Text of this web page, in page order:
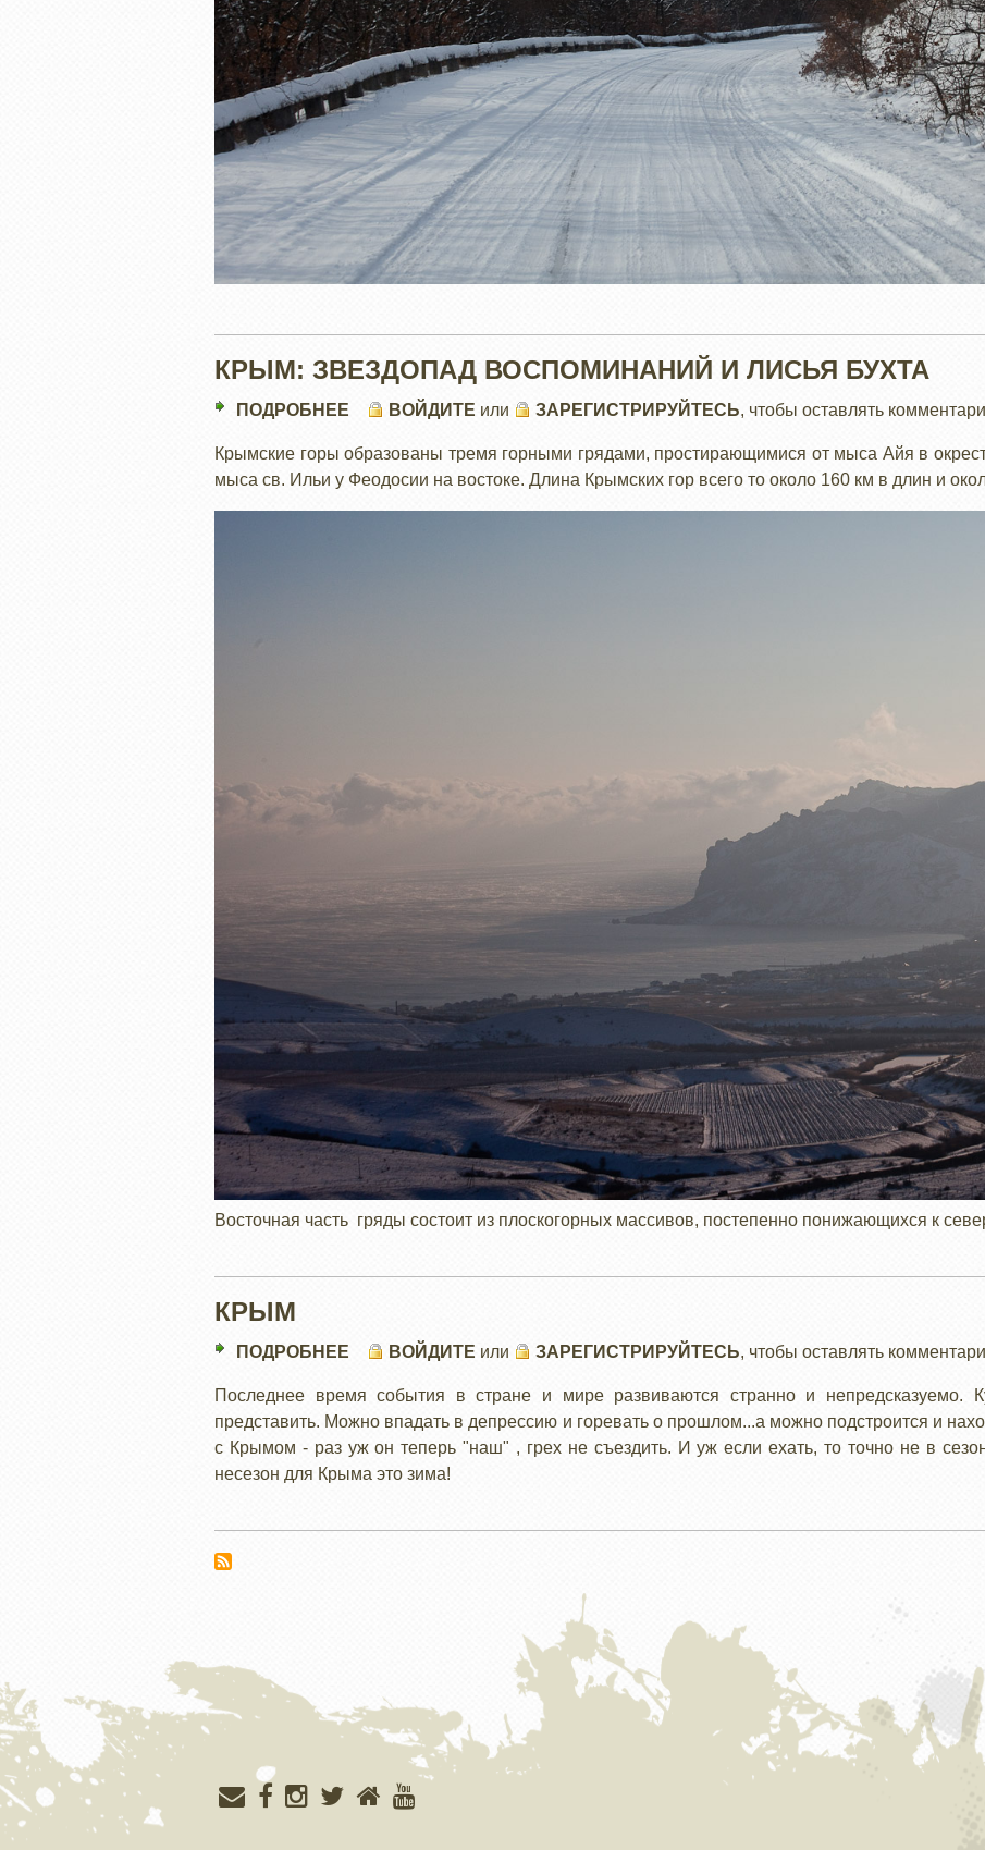
КРЫМ: ЗВЕЗДОПАД ВОСПОМИНАНИЙ И ЛИСЬЯ БУХТА
ПОДРОБНЕЕ
ЗВЕЗДОПАД
ВОСПОМИНАНИЙ
И
ВОЙДИТЕ или ЗАРЕГИСТРИРУЙТЕСЬ, чтобы оставлять
Крымские горы образованы тремя горными грядами, простирающимися от мыса Айя в
мыса св. Ильи у Феодосии на востоке. Длина Крымских гор всего то около 160 км в длин и
Восточная часть гряды состоит из плоскогорных массивов, постепенно понижающихся к
КРЫМ
ПОДРОБНЕЕ ВОЙДИТЕ или ЗАРЕГИСТРИРУЙТЕСЬ, чтобы оставлять
Последнее время события в стране и мире развиваются странно и непредсказуемо.
представить. Можно впадать в депрессию и горевать о прошлом...а можно подстроится и
с Крымом - раз уж он теперь "наш" , грех не съездить. И уж если ехать, то точно не в
несезон для Крыма это зима!